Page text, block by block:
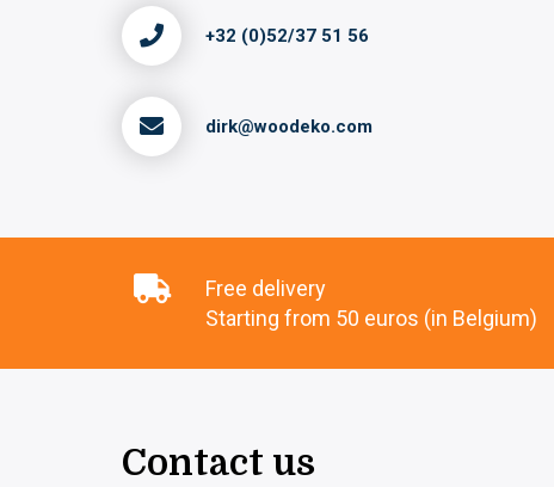
+32 (0)52/37 51 56
dirk@woodeko.com
Free delivery
Starting from 50 euros (in Belgium)
Contact us